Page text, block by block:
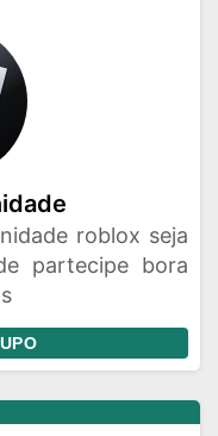
roblox seja
partecipe bora